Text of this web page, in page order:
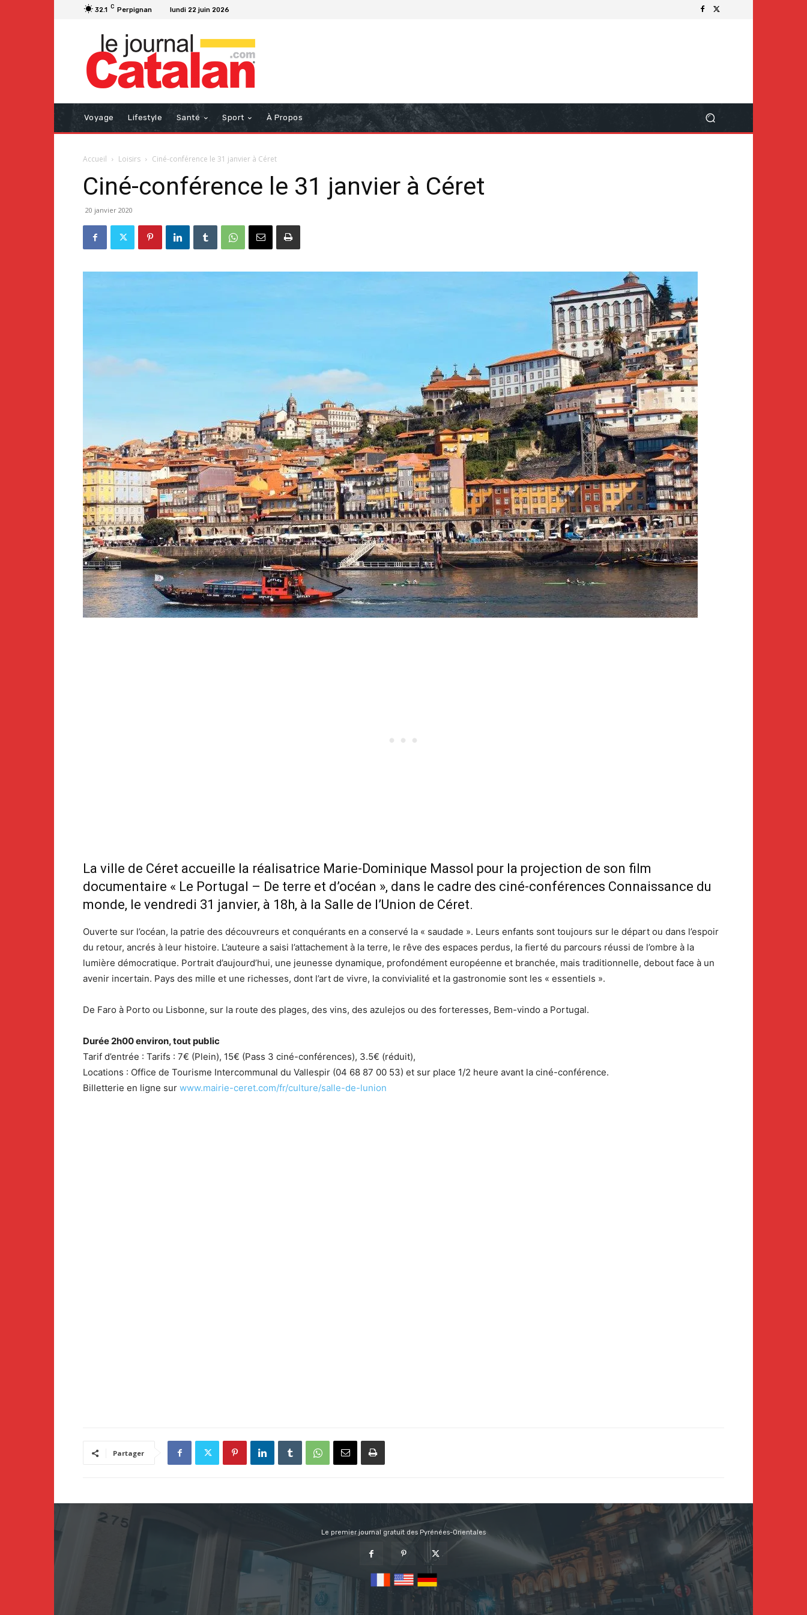
32.1 C Perpignan lundi 22 juin 2026
Voyage Lifestyle Santé Sport À Propos
Accueil Loisirs Ciné-conférence le 31 janvier à Céret
Ciné-conférence le 31 janvier à Céret
20 janvier 2020
La ville de Céret accueille la réalisatrice Marie-Dominique Massol pour la projection de son film
documentaire « Le Portugal – De terre et d’océan », dans le cadre des ciné-conférences Connaissance du
monde, le vendredi 31 janvier, à 18h, à la Salle de l’Union de Céret.
Ouverte sur l’océan, la patrie des découvreurs et conquérants en a conservé la « saudade ». Leurs enfants sont toujours sur le départ ou dans l’espoir
du retour, ancrés à leur histoire. L’auteure a saisi l’attachement à la terre, le rêve des espaces perdus, la fierté du parcours réussi de l’ombre à la
lumière démocratique. Portrait d’aujourd’hui, une jeunesse dynamique, profondément européenne et branchée, mais traditionnelle, debout face à un
avenir incertain. Pays des mille et une richesses, dont l’art de vivre, la convivialité et la gastronomie sont les « essentiels ».
De Faro à Porto ou Lisbonne, sur la route des plages, des vins, des azulejos ou des forteresses, Bem-vindo a Portugal.
Durée 2h00 environ, tout public
Tarif d’entrée : Tarifs : 7€ (Plein), 15€ (Pass 3 ciné-conférences), 3.5€ (réduit),
Locations : Office de Tourisme Intercommunal du Vallespir (04 68 87 00 53) et sur place 1/2 heure avant la ciné-conférence.
Billetterie en ligne sur www.mairie-ceret.com/fr/culture/salle-de-lunion
Partager
Le premier journal gratuit des Pyrénées-Orientales